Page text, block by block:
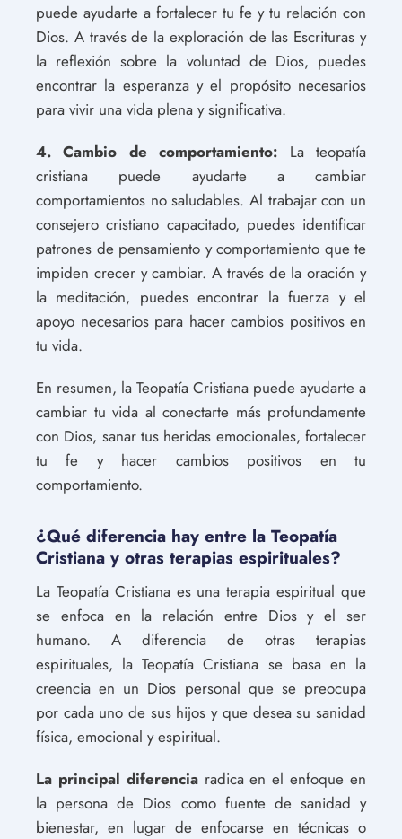
puede ayudarte a fortalecer tu fe y tu relación con
Dios. A través de la exploración de las Escrituras y
la reflexión sobre la voluntad de Dios, puedes
encontrar la esperanza y el propósito necesarios
para vivir una vida plena y significativa.
4. Cambio de comportamiento: La teopatía
cristiana puede ayudarte a cambiar
comportamientos no saludables. Al trabajar con un
consejero cristiano capacitado, puedes identificar
patrones de pensamiento y comportamiento que te
impiden crecer y cambiar. A través de la oración y
la meditación, puedes encontrar la fuerza y el
apoyo necesarios para hacer cambios positivos en
tu vida.
En resumen, la Teopatía Cristiana puede ayudarte a
cambiar tu vida al conectarte más profundamente
con Dios, sanar tus heridas emocionales, fortalecer
tu fe y hacer cambios positivos en tu
comportamiento.
¿Qué diferencia hay entre la Teopatía
Cristiana y otras terapias espirituales?
La Teopatía Cristiana es una terapia espiritual que
se enfoca en la relación entre Dios y el ser
humano. A diferencia de otras terapias
espirituales, la Teopatía Cristiana se basa en la
creencia en un Dios personal que se preocupa
por cada uno de sus hijos y que desea su sanidad
física, emocional y espiritual.
La principal diferenciaradica en el enfoque en
la persona de Dios como fuente de sanidad y
bienestar, en lugar de enfocarse en técnicas o